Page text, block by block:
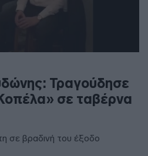
Τραγούδησε
σε ταβέρνα
σε βραδινή του έξοδο